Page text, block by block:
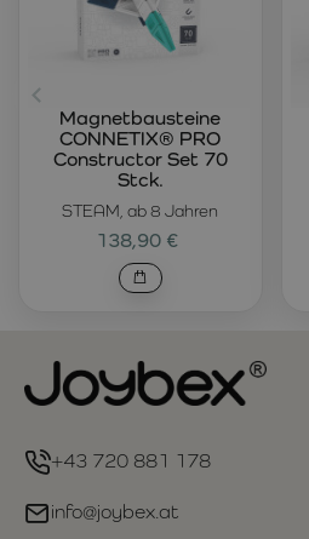
STEAM, ab 8 Jahren
Magnetbausteine
CONNETIX® PRO
Constructor Set 70
Stck.
138,90 €
+43 720 881 178
info@joybex.at